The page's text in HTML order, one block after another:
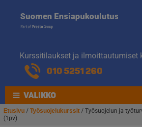
navigointiin
sisältöön
Suomen Ensiapukoulutus
Kurssitilaukset ja ilmoittautumiset
010 5251 260
VALIKKO
Etusivu / Työsuojelukurssit / Työsuojelun ja
(1pv)